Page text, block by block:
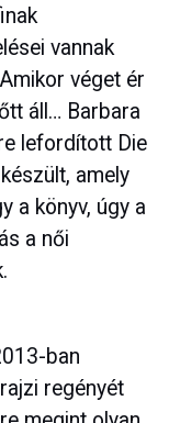
vannak
véget ér
áll… Barbara
lefordított Die
amely
a könyv, úgy a
a női
ban
regényét